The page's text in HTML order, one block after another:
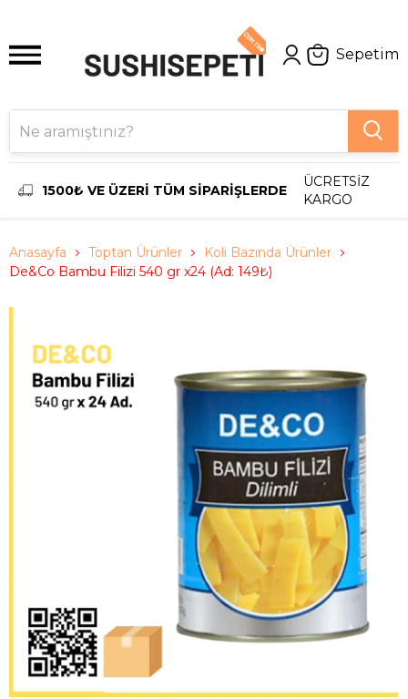
Sepetim
1500₺ VE ÜZERİ TÜM SİPARİŞLERDE
ÜCRETSİZ
KARGO
Anasayfa Toptan Ürünler
Koli Bazında Ürünler
De&Co Bambu Filizi 540 gr x24 (Ad: 149₺)